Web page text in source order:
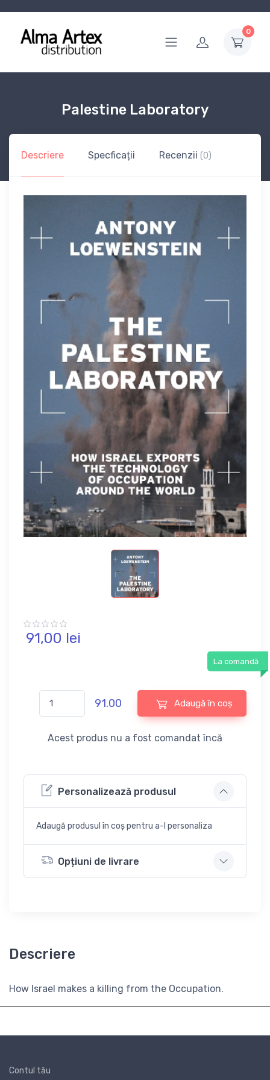
0
Palestine Laboratory
Descriere Specficații Recenzii (0)
91,00 lei
La comandă
91.00 Adaugă în coș
Acest produs nu a fost comandat încă
Personalizează produsul
Adaugă produsul în coș pentru a-l personaliza
Opțiuni de livrare
Descriere
How Israel makes a killing from the Occupation.
Contul tău